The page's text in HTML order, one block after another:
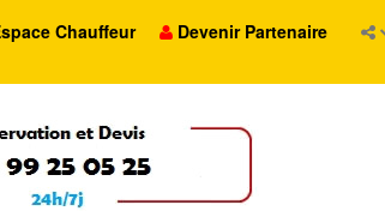
Chauffeur Devenir Partenaire